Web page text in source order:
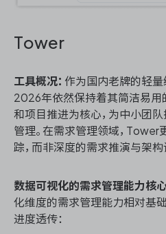
Tower
工具概况： 作为国内老牌的轻
2026年依然保持着其简洁易用
和项目推进为核心，为中小团
管理。在需求管理领域，
踪，而非深度的需求推演与架构
数据可视化的需求管理能力核心
化维度的需求管理能力相对基
进度透传：